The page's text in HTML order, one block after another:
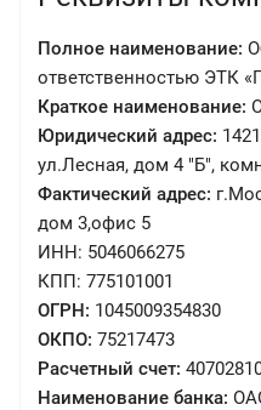
Полное наименование:
ответственностью ЭТК
Краткое наименование:
Юридический адрес:
ул.Лесная, дом 4 "Б",
Фактический адрес:
дом 3,офис 5
ИНН: 5046066275
КПП: 775101001
ОГРН: 1045009354830
ОКПО: 75217473
Расчетный счет:
Наименование банка: